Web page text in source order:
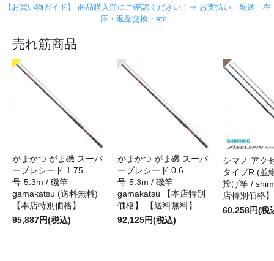
【お買い物ガイド】 商品購入前にご確認ください！⇒ お支払い・配送・在
庫・返品交換・etc...
売れ筋商品
がまかつ がま磯 スーパ
ープレシード 1.75
号-5.3m / 磯竿
gamakatsu (送料無料)
【本店特別価格】
95,887円(税込)
がまかつ がま磯 スーパ
ープレシード 0.6
号-5.3m / 磯竿
gamakatsu 【本店特別
価格】 【送料無料】
92,125円(税込)
シマノ アク
タイプR (並
投げ竿 /
店特別価格】
60,258円(税